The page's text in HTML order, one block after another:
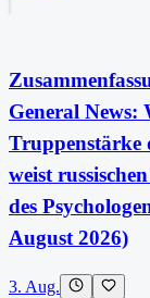
General
Truppenstärke
weist
des
August 2026)
3. Aug.